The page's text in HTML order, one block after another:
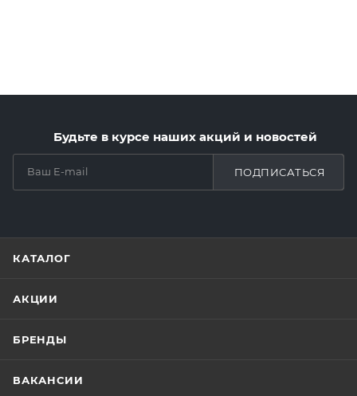
Будьте в курсе наших акций и новостей
ПОДПИСАТЬСЯ
КАТАЛОГ
АКЦИИ
БРЕНДЫ
ВАКАНСИИ